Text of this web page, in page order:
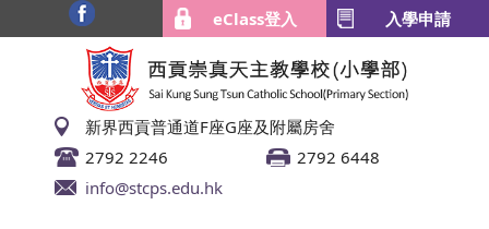
eClass登入 入學申請
新界西貢普通道F座G座及附屬房舍
2792 2246
2792 6448
info@stcps.edu.hk